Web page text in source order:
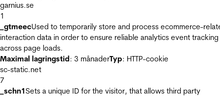
garnius.se
1
_gtmeecUsed to temporarily store and process ecommerce-
interaction data in order to ensure reliable analytics event tracking
across page loads.
Maximal lagringstid: 3 månaderTyp: HTTP-cookie
sc-static.net
7
_schn1Sets a unique ID for the visitor, that allows third party